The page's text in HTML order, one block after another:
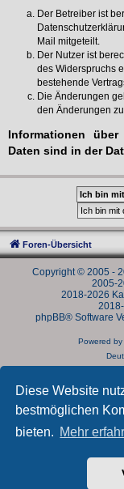
Diese Website
bestmöglichen
bieten. Mehr
Der Betreiber ist
Mail mitgeteilt.
Der Nutzer ist
des Widerspruchs
bestehende
Die Änderungen
den Änderungen
Informationen
Daten sind in der
Foren-Übersicht
Copyright © 2005 -
2005-
2018-2026
phpBB® Software
Powered by